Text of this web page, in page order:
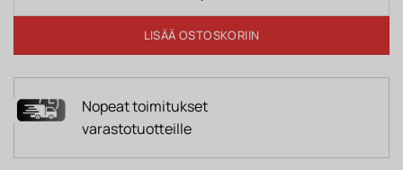
LISÄÄ OSTOSKORIIN
Nopeat toimitukset
varastotuotteille